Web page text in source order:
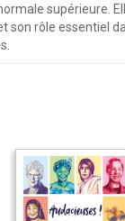
supérieure.
son rôle essentiel